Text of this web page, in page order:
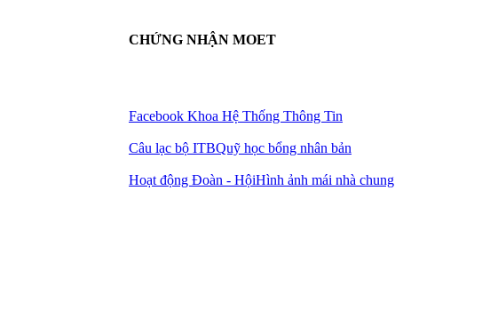
CHỨNG NHẬN MOET
Facebook Khoa Hệ Thống Thông Tin
Câu lạc bộ ITBQuỹ học bổng nhân bản
Hoạt động Đoàn - HộiHình ảnh mái nhà chung